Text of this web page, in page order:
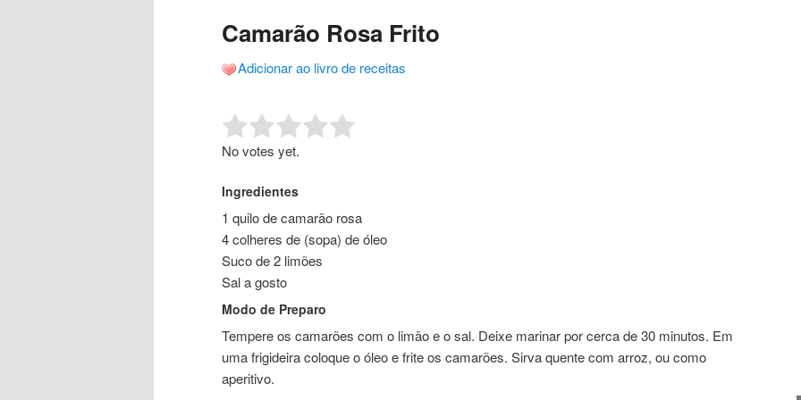
conteúdo
conteúdo
Camarão Rosa Frito
Adicionar ao livro de receitas
Rate this item:
No votes yet.
Ingredientes
1 quilo de camarão rosa
4 colheres de (sopa) de óleo
Suco de 2 limões
Sal a gosto
Modo de Preparo
Tempere os camarões com o limão e o sal. Deixe marinar por cerca de 30 minutos. Em
uma frigideira coloque o óleo e frite os camarões. Sirva quente com arroz, ou como
aperitivo.